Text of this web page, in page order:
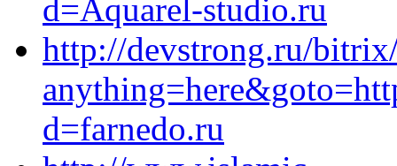
d=Aquarel-studio.ru
http://devstrong.ru/
d=farnedo.ru